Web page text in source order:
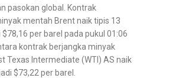
pasokan global. Kontrak
mentah Brent naik tipis 13
per barel pada pukul 01:06
kontrak berjangka minyak
Texas Intermediate (WTI) AS naik
$73,22 per barel.